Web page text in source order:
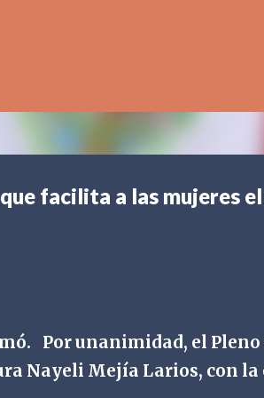
facilita a las mujeres el
Por unanimidad, el
Nayeli Mejía Larios, con la